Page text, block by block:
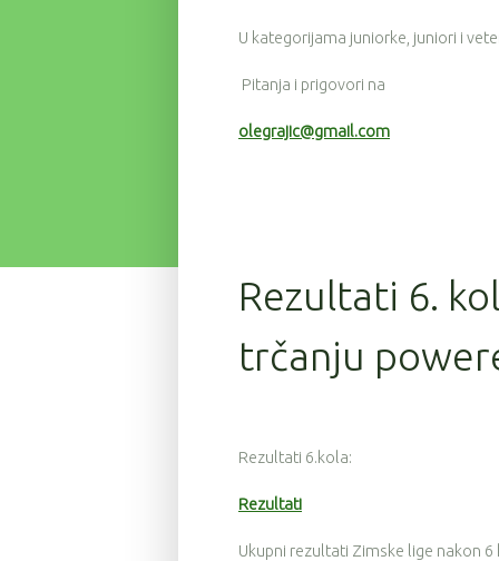
U kategorijama juniorke, juniori i
Pitanja i prigovori na
olegrajic@gmail.com
Rezultati 6.
trčanju
Rezultati 6.kola:
Rezultati
Ukupni rezultati Zimske lige nakon 6